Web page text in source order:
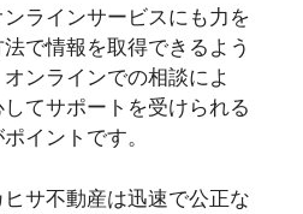
ラインサービスにも力を
で情報を取得できるよう
ンラインでの相談によ
てサポートを受けられる
イントです。
サ不動産は迅速で公正な